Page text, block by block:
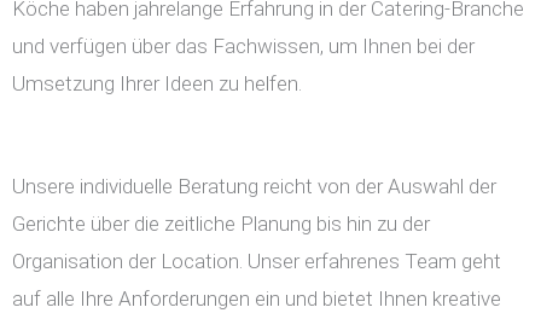
Köche haben jahrelange Erfahrung in der Catering-Branche
und verfügen über das Fachwissen, um Ihnen bei der
Umsetzung Ihrer Ideen zu helfen.
Unsere individuelle Beratung reicht von der Auswahl der
Gerichte über die zeitliche Planung bis hin zu der
Organisation der Location. Unser erfahrenes Team geht
auf alle Ihre Anforderungen ein und bietet Ihnen kreative